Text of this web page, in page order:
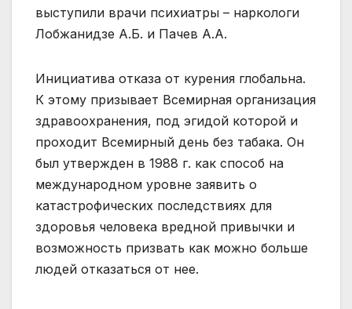
выступили врачи психиатры – наркологи
Лобжанидзе А.Б. и Пачев А.А.
Инициатива отказа от курения глобальна.
К этому призывает Всемирная организация
здравоохранения, под эгидой которой и
проходит Всемирный день без табака. Он
был утвержден в 1988 г. как способ на
международном уровне заявить о
катастрофических последствиях для
здоровья человека вредной привычки и
возможность призвать как можно больше
людей отказаться от нее.